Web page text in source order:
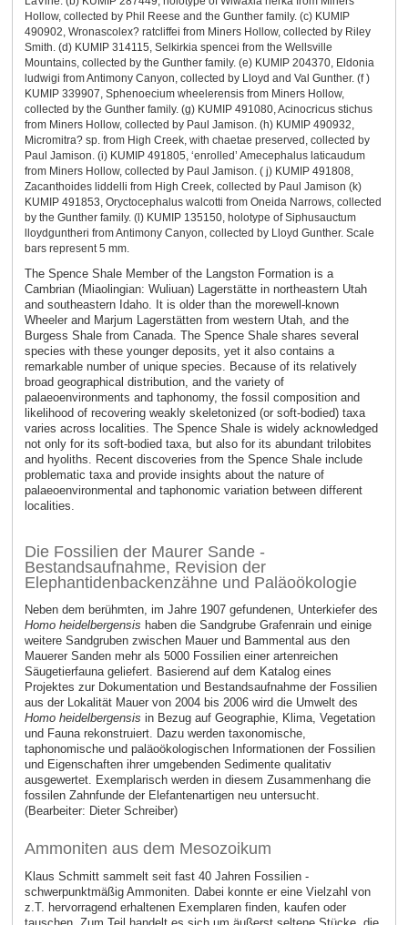
Hollow, collected by Phil Reese and the Gunther family. (c) KUMIP
490902, Wronascolex? ratcliffei from Miners Hollow, collected by Riley
Smith. (d) KUMIP 314115, Selkirkia spencei from the Wellsville
Mountains, collected by the Gunther family. (e) KUMIP 204370, Eldonia
ludwigi from Antimony Canyon, collected by Lloyd and Val Gunther. (f )
KUMIP 339907, Sphenoecium wheelerensis from Miners Hollow,
collected by the Gunther family. (g) KUMIP 491080, Acinocricus stichus
from Miners Hollow, collected by Paul Jamison. (h) KUMIP 490932,
Micromitra? sp. from High Creek, with chaetae preserved, collected by
Paul Jamison. (i) KUMIP 491805, ‘enrolled’ Amecephalus laticaudum
from Miners Hollow, collected by Paul Jamison. ( j) KUMIP 491808,
Zacanthoides liddelli from High Creek, collected by Paul Jamison (k)
KUMIP 491853, Oryctocephalus walcotti from Oneida Narrows, collected
by the Gunther family. (l) KUMIP 135150, holotype of Siphusauctum
lloydguntheri from Antimony Canyon, collected by Lloyd Gunther. Scale
bars represent 5 mm.
The Spence Shale Member of the Langston Formation is a
Cambrian (Miaolingian: Wuliuan) Lagerstätte in northeastern Utah
and southeastern Idaho. It is older than the morewell-known
Wheeler and Marjum Lagerstätten from western Utah, and the
Burgess Shale from Canada. The Spence Shale shares several
species with these younger deposits, yet it also contains a
remarkable number of unique species. Because of its relatively
broad geographical distribution, and the variety of
palaeoenvironments and taphonomy, the fossil composition and
likelihood of recovering weakly skeletonized (or soft-bodied) taxa
varies across localities. The Spence Shale is widely acknowledged
not only for its soft-bodied taxa, but also for its abundant trilobites
and hyoliths. Recent discoveries from the Spence Shale include
problematic taxa and provide insights about the nature of
palaeoenvironmental and taphonomic variation between different
localities.
Die Fossilien der Maurer Sande -
Bestandsaufnahme, Revision der
Elephantidenbackenzähne und Paläoökologie
Neben dem berühmten, im Jahre 1907 gefundenen, Unterkiefer des
Homo heidelbergensis haben die Sandgrube Grafenrain und einige
weitere Sandgruben zwischen Mauer und Bammental aus den
Mauerer Sanden mehr als 5000 Fossilien einer artenreichen
Säugetierfauna geliefert. Basierend auf dem Katalog eines
Projektes zur Dokumentation und Bestandsaufnahme der Fossilien
aus der Lokalität Mauer von 2004 bis 2006 wird die Umwelt des
Homo heidelbergensis in Bezug auf Geographie, Klima, Vegetation
und Fauna rekonstruiert. Dazu werden taxonomische,
taphonomische und paläoökologischen Informationen der Fossilien
und Eigenschaften ihrer umgebenden Sedimente qualitativ
ausgewertet. Exemplarisch werden in diesem Zusammenhang die
fossilen Zahnfunde der Elefantenartigen neu untersucht.
(Bearbeiter: Dieter Schreiber)
Ammoniten aus dem Mesozoikum
Klaus Schmitt sammelt seit fast 40 Jahren Fossilien -
schwerpunktmäßig Ammoniten. Dabei konnte er eine Vielzahl von
z.T. hervorragend erhaltenen Exemplaren finden, kaufen oder